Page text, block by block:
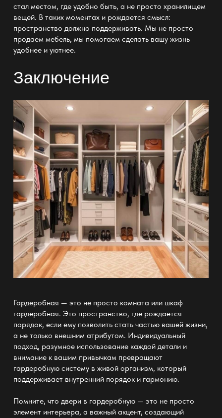
стал местом, где удобно быть, а не просто хранилищем
вещей. В таких моментах и рождается смысл:
пространство должно поддерживать. Мы не просто
продаем мебель, мы помогаем сделать вашу жизнь
удобнее и уютнее.
Заключение
Гардеробная — это не просто комната или шкаф
гардеробная. Это пространство, где рождается
порядок, если ему позволить стать частью вашей жизни,
а не только внешним атрибутом. Индивидуальный
подход, разумное использование каждой детали и
внимание к вашим привычкам превращают
гардеробную систему в живой организм, который
поддерживает внутренний порядок и гармонию.
Помните, что двери в гардеробную — это не просто
элемент интерьера, а важный акцент, создающий